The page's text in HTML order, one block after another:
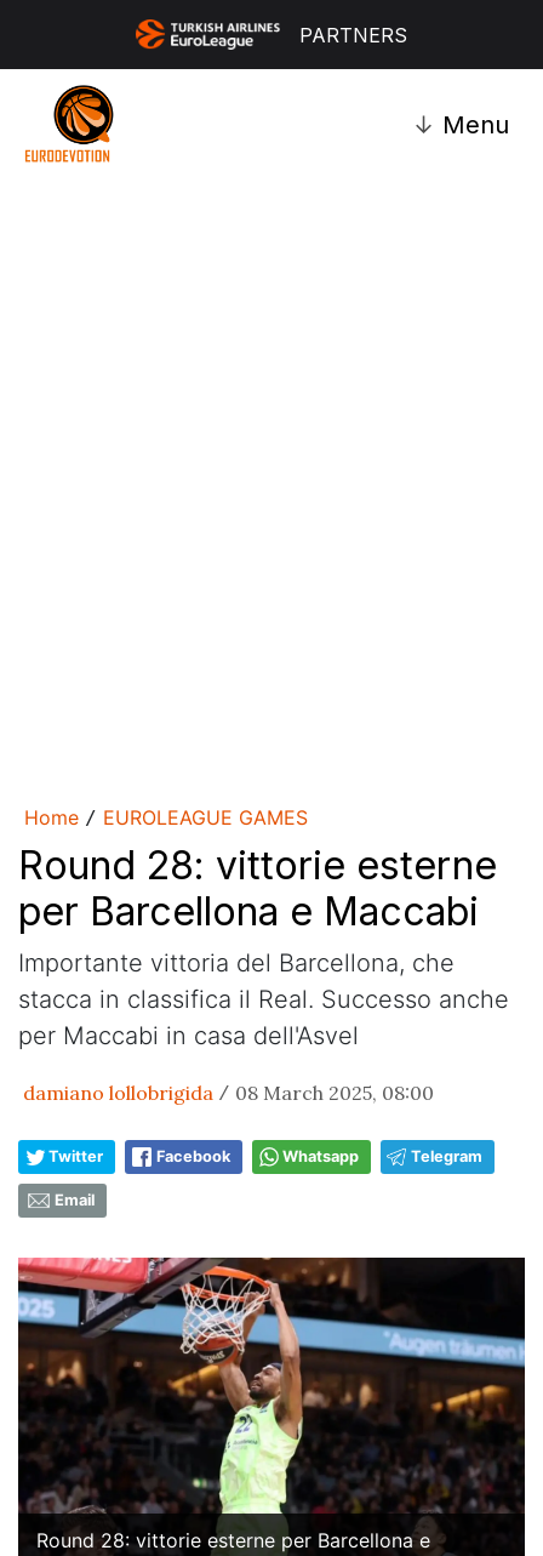
PARTNERS
↓ Menu
Home / EUROLEAGUE GAMES
Round 28: vittorie esterne
per Barcellona e Maccabi
Importante vittoria del Barcellona, che
stacca in classifica il Real. Successo anche
per Maccabi in casa dell'Asvel
damiano lollobrigida / 08 March 2025, 08:00
Twitter Facebook Whatsapp Telegram
Email
Round 28: vittorie esterne per Barcellona e